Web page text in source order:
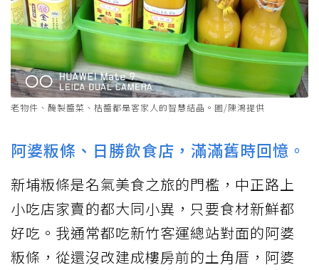
老物件、醃製醬菜、桔醬都是客家人的智慧結晶。圖/陳鴻提供
阿婆粄條、日勝飲食店，滿滿舊時回憶。
新埔粄條是名氣美食之旅的門檻，中正路上
小吃店家賣的都大同小異，只要食材新鮮都
好吃。我通常都吃新竹客運總站對面的阿婆
粄條，從還沒改建成樓房前的土角厝，阿婆